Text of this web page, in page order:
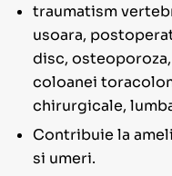
traumatism
usoara,
disc,
coloanei
chirurgicale,
Contribuie la
si umeri.